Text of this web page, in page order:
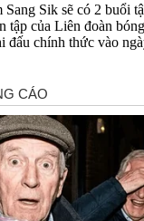
Sik sẽ có 2 buổi
tập của Liên đoàn
đấu chính thức vào